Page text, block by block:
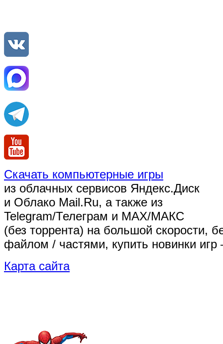
Скачать компьютерные игры
из облачных сервисов Яндекс.Диск
и Облако Mail.Ru, а также из
Telegram/Телеграм и MAX/МАКС
(без торрента) на большой скорости,
файлом / частями, купить новинки
Карта сайта